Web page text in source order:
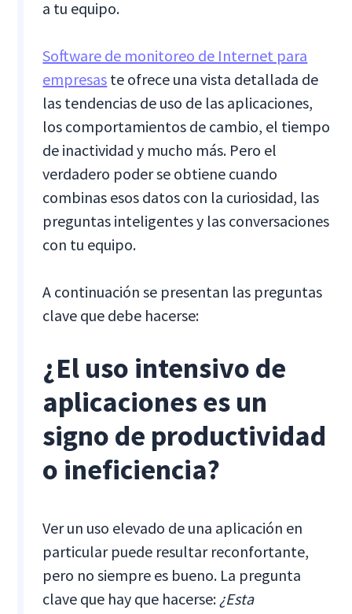
a tu equipo.
Software de monitoreo de Internet para
empresas te ofrece una vista detallada de
las tendencias de uso de las aplicaciones,
los comportamientos de cambio, el tiempo
de inactividad y mucho más. Pero el
verdadero poder se obtiene cuando
combinas esos datos con la curiosidad, las
preguntas inteligentes y las conversaciones
con tu equipo.
A continuación se presentan las preguntas
clave que debe hacerse:
¿El uso intensivo de
aplicaciones es un
signo de productividad
o ineficiencia?
Ver un uso elevado de una aplicación en
particular puede resultar reconfortante,
pero no siempre es bueno. La pregunta
clave que hay que hacerse: ¿Esta